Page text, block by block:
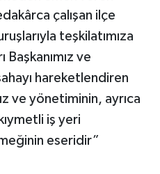
çalışan ilçe
teşkilatımıza
Başkanımız ve
hareketlendiren
ve yönetiminin, ayrıca
iş yeri
eseridir”